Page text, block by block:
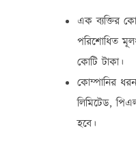
এক ব্যক্তির
পরিশোধিত
কোটি টাকা।
কোম্পানির
লিমিটেড,
হবে।